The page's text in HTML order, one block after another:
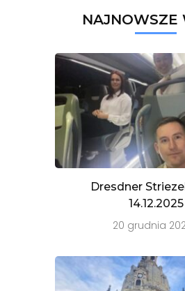
NAJNOWSZE
Dresdner
14.12.2025
20 grudnia